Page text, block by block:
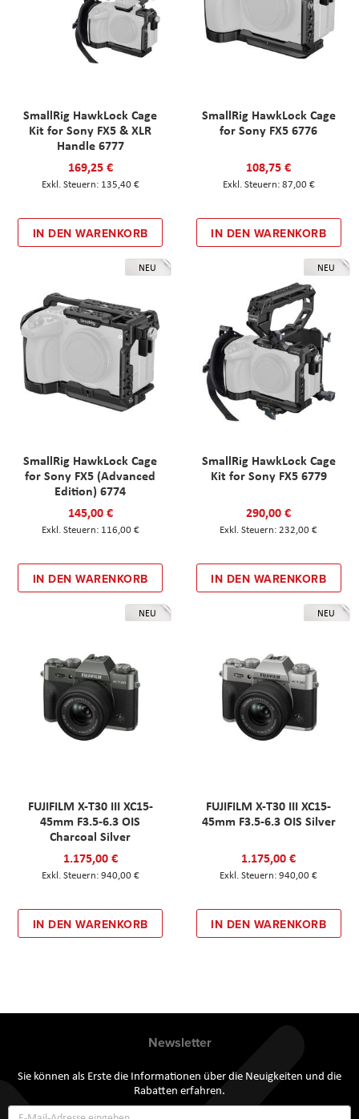
SmallRig HawkLock Cage
Kit for Sony FX5 & XLR
Handle 6777
169,25 €
135,40 €
IN DEN WARENKORB
SmallRig HawkLock Cage
for Sony FX5 6776
108,75 €
87,00 €
IN DEN WARENKORB
NEU
SmallRig HawkLock Cage
for Sony FX5 (Advanced
Edition) 6774
145,00 €
116,00 €
IN DEN WARENKORB
NEU
SmallRig HawkLock Cage
Kit for Sony FX5 6779
290,00 €
232,00 €
IN DEN WARENKORB
NEU
FUJIFILM X-T30 III XC15-
45mm F3.5-6.3 OIS
Charcoal Silver
1.175,00 €
940,00 €
IN DEN WARENKORB
NEU
FUJIFILM X-T30 III XC15-
45mm F3.5-6.3 OIS Silver
1.175,00 €
940,00 €
IN DEN WARENKORB
Newsletter
Sie können als Erste die Informationen über die Neuigkeiten und die
Rabatten erfahren.